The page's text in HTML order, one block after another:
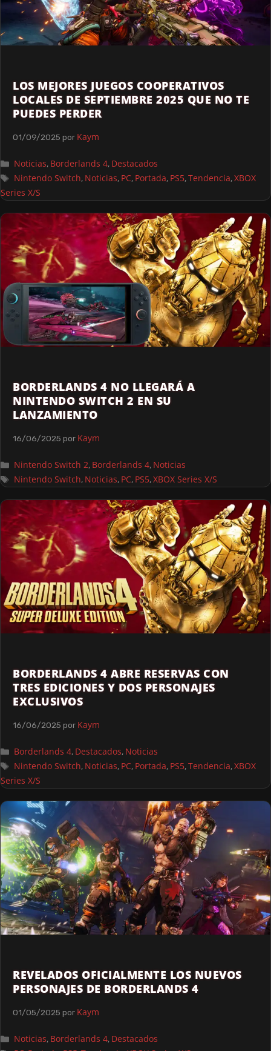
LOS MEJORES JUEGOS COOPERATIVOS
LOCALES DE SEPTIEMBRE 2025 QUE NO TE
PUEDES PERDER
01/09/2025 por Kaym
Noticias, Borderlands 4, Destacados
Nintendo Switch, Noticias, PC, Portada, PS5,Tendencia,XBOX
Series X/S
BORDERLANDS 4 NO LLEGARÁ A
NINTENDO SWITCH 2 EN SU
LANZAMIENTO
16/06/2025 por Kaym
Nintendo Switch 2, Borderlands 4, Noticias
Nintendo Switch, Noticias, PC, PS5,XBOX Series X/S
BORDERLANDS 4 ABRE RESERVAS CON
TRES EDICIONES Y DOS PERSONAJES
EXCLUSIVOS
16/06/2025 por Kaym
Borderlands 4, Destacados, Noticias
Nintendo Switch, Noticias, PC, Portada, PS5,Tendencia,XBOX
Series X/S
REVELADOS OFICIALMENTE LOS NUEVOS
PERSONAJES DE BORDERLANDS 4
01/05/2025 por Kaym
Noticias, Borderlands 4, Destacados